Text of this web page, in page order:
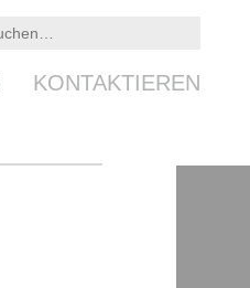
KONTAKTIEREN